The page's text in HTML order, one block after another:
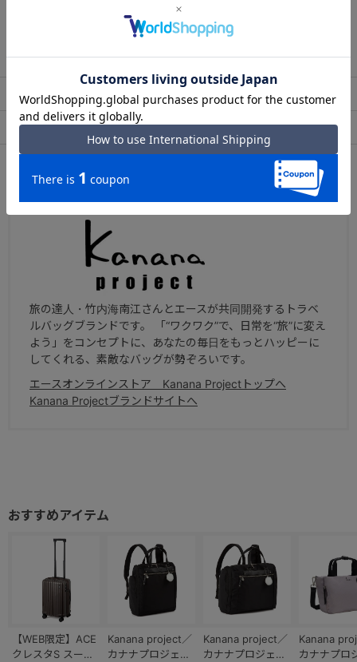
この商品について問い合わせる
出荷・配送について 返品・交換について
アフターサービス お買い物ガイド
旅の達人・竹内海南江さんとエースが共同開発するトラベ
ルバッグブランドです。 「“ワクワク”で、日常を“旅”に変え
よう」をコンセプトに、あなたの毎日をもっとハッピーに
してくれる、素敵なバッグが勢ぞろいです。
エースオンラインストア Kanana Projectトップへ
Kanana Projectブランドサイトへ
【WEB限定】ACE
クレスタS スーツ
Kanana project／
カナナプロジェク
Kanana project／
カナナプロジェク
Kanana
カナナプロ